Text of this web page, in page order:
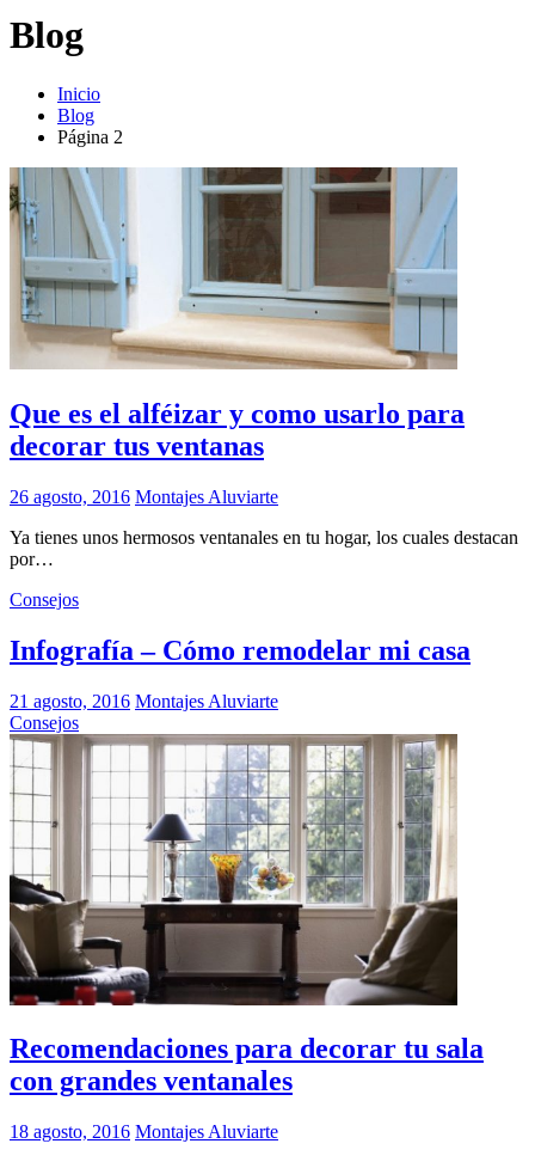
Blog
Inicio
Blog
Página 2
Que es el alféizar y como usarlo para
decorar tus ventanas
26 agosto, 2016 Montajes Aluviarte
Ya tienes unos hermosos ventanales en tu hogar, los cuales destacan
por…
Consejos
Infografía – Cómo remodelar mi casa
21 agosto, 2016 Montajes Aluviarte
Consejos
Recomendaciones para decorar tu sala
con grandes ventanales
18 agosto, 2016 Montajes Aluviarte